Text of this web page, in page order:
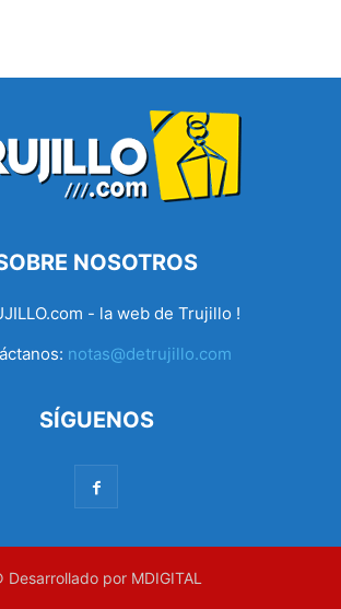
NOSOTROS
- la web de Trujillo !
notas@detrujillo.com
SÍGUENOS
Desarrollado por MDIGITAL